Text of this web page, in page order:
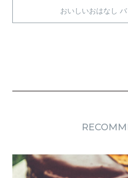
おいしいおはなし